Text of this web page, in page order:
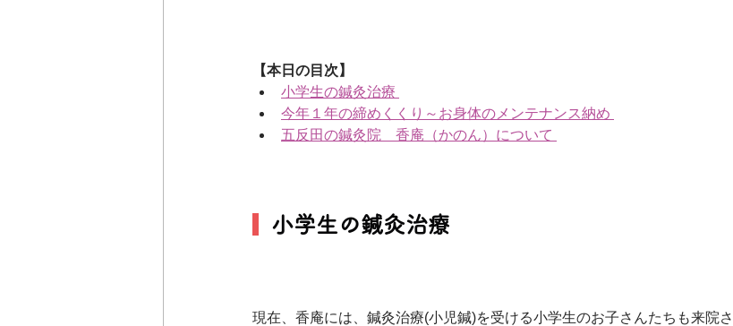
【本日の目次】
小学生の鍼灸治療
今年１年の締めくくり～お身体のメンテナンス納め
五反田の鍼灸院　香庵（かのん）について
小学生の鍼灸治療
現在、香庵には、鍼灸治療(小児鍼)を受ける小学生のお子さんたちも来院さ